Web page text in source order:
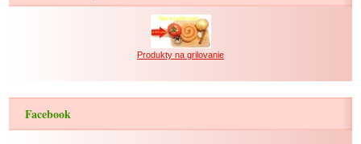
Produkty na grilovanie
Facebook